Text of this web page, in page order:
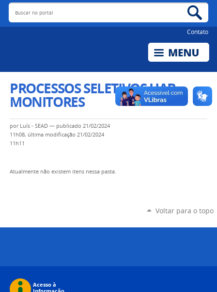
Buscar no portal
Contato
PROCESSOS SELETIVOS UAB -
MONITORES
por Luís - SEAD — publicado 21/02/2024
11h08, última modificação 21/02/2024
11h11
Atualmente não existem itens nessa pasta.
Voltar para o topo